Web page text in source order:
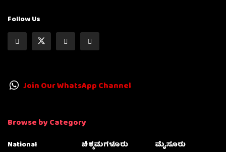
Follow Us
Join Our WhatsApp Channel
Browse by Category
National
ಚಿಕ್ಕಮಗಳೂರು
ಮೈಸೂರು